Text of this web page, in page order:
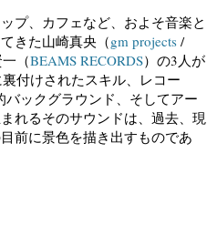
プ、カフェなど、およそ音楽と
きた山崎真央（gm projects /
（BEAMS RECORDS）の3人が
付けされたスキル、レコー
バックグラウンド、そしてアー
れるそのサウンドは、過去、現
前に景色を描き出すものであ